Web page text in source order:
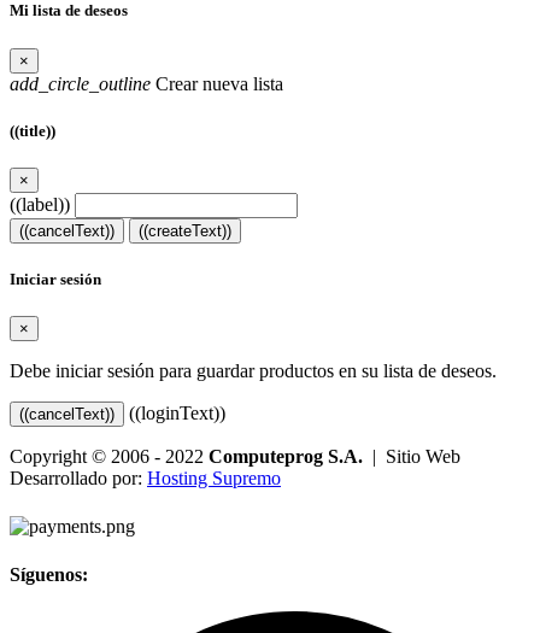
Mi lista de deseos
×
add_circle_outline Crear nueva lista
((title))
×
((label))
((cancelText)) ((createText))
Iniciar sesión
×
Debe iniciar sesión para guardar productos en su lista de deseos.
((cancelText)) ((loginText))
Copyright © 2006 - 2022 Computeprog S.A. | Sitio Web
Desarrollado por: Hosting Supremo
Síguenos: